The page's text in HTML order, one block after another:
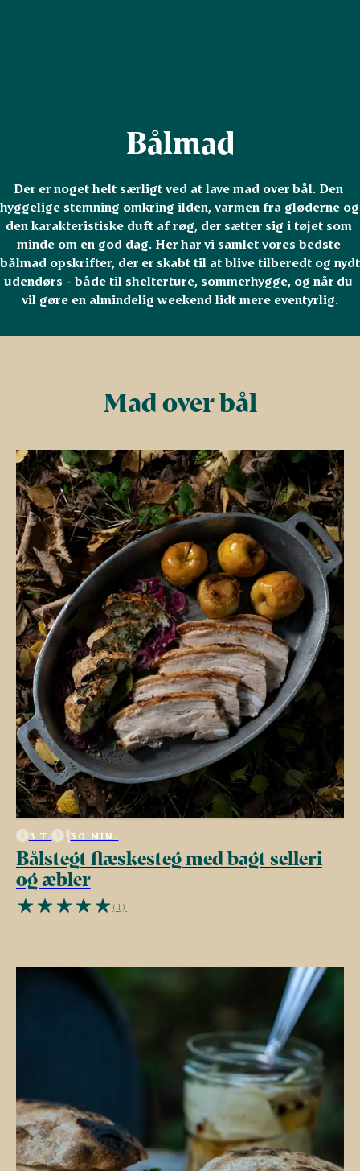
Bålmad
Der er noget helt særligt ved at lave mad over bål. Den
hyggelige stemning omkring ilden, varmen fra gløderne og
den karakteristiske duft af røg, der sætter sig i tøjet som
minde om en god dag. Her har vi samlet vores bedste
bålmad opskrifter, der er skabt til at blive tilberedt og nydt
udendørs - både til shelterture, sommerhygge, og når du
vil gøre en almindelig weekend lidt mere eventyrlig.
Mad over bål
3 T. 30 MIN.
Bålstegt flæskesteg med bagt selleri
og æbler
(1)